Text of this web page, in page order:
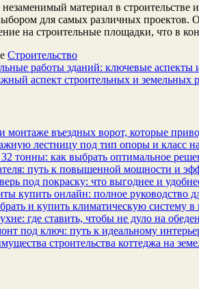
материал в строительстве
для самых различных проектов.
на строительные площадки, что в
Строительство
работы зданий: ключевые аспекты
аспект строительных и земельных
въездных ворот, которые
лестницу под тип опоры и класс
тонны: как выбрать оптимальное
путь к повышенной мощности и
под покраску: что выгоднее и
купить онлайн: полное руководство
и купить климатическую систему в
где ставить, чтобы не дуло на
под ключ: путь к идеальному
строительства коттеджа на